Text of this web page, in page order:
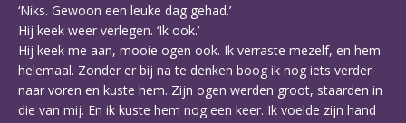
‘Niks. Gewoon een leuke dag gehad.’
Hij keek weer verlegen. ‘Ik ook.’
Hij keek me aan, mooie ogen ook. Ik verraste mezelf, en hem
helemaal. Zonder er bij na te denken boog ik nog iets verder
naar voren en kuste hem. Zijn ogen werden groot, staarden in
die van mij. En ik kuste hem nog een keer. Ik voelde zijn hand